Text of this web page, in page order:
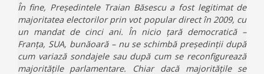
În fine, Președintele Traian Băsescu a fost legitimat de
majoritatea electorilor prin vot popular direct în 2009, cu
un mandat de cinci ani. În nicio țară democratică –
Franța, SUA, bunăoară – nu se schimbă președinții după
cum variază sondajele sau după cum se reconfigurează
majoritățile parlamentare. Chiar dacă majoritățile se